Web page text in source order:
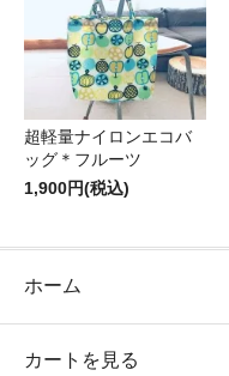
超軽量ナイロンエコバ
ッグ＊フルーツ
1,900円(税込)
ホーム
カートを見る